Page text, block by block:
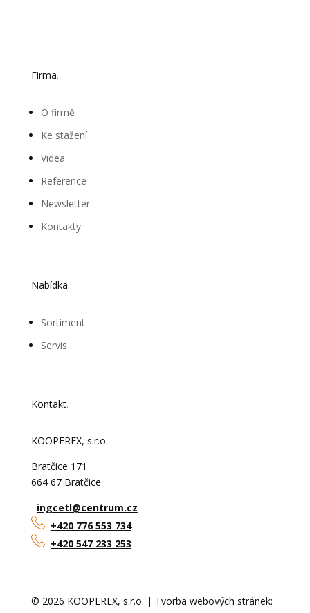
Firma.
O firmě
Ke stažení
Videa
Reference
Newsletter
Kontakty
Nabídka.
Sortiment
Servis
Kontakt.
KOOPEREX, s.r.o.
Bratčice 171
664 67 Bratčice
ingcetl@centrum.cz
+420 776 553 734
+420 547 233 253
© 2026 KOOPEREX, s.r.o. | Tvorba webových stránek: